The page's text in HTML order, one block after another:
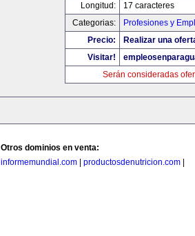
Longitud:
17 caracteres
Categorias:
Profesiones y
Precio:
Realizar una
Visitar!
Serán consideradas
Otros dominios en venta:
informemundial.com
productosdenutricion.com